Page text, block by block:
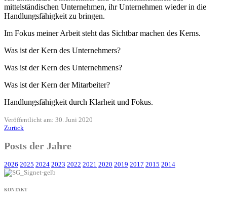
mittelständischen Unternehmen, ihr Unternehmen wieder in die
Handlungsfähigkeit zu bringen.
Im Fokus meiner Arbeit steht das Sichtbar machen des Kerns.
Was ist der Kern des Unternehmers?
Was ist der Kern des Unternehmens?
Was ist der Kern der Mitarbeiter?
Handlungsfähigkeit durch Klarheit und Fokus.
Veröffentlicht am: 30. Juni 2020
Zurück
Posts der Jahre
2026 2025 2024 2023 2022 2021 2020 2019 2017 2015 2014
KONTAKT